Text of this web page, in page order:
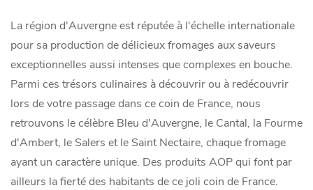
La région d'Auvergne est réputée à l'échelle internationale
pour sa production de délicieux fromages aux saveurs
exceptionnelles aussi intenses que complexes en bouche.
Parmi ces trésors culinaires à découvrir ou à redécouvrir
lors de votre passage dans ce coin de France, nous
retrouvons le célèbre Bleu d'Auvergne, le Cantal, la Fourme
d'Ambert, le Salers et le Saint Nectaire, chaque fromage
ayant un caractère unique. Des produits AOP qui font par
ailleurs la fierté des habitants de ce joli coin de France.